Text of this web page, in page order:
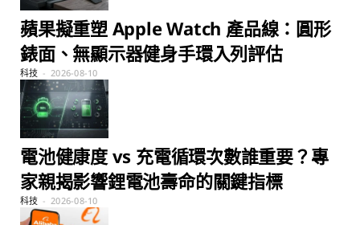
蘋果擬重塑 Apple Watch 產品線：圓形
錶面、無顯示器健身手環入列評估
科技 2026-08-10
電池健康度 vs 充電循環次數誰重要？專
家親揭影響鋰電池壽命的關鍵指標
科技 2026-08-10